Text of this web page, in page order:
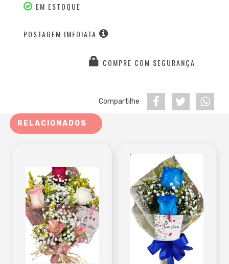
EM ESTOQUE
POSTAGEM IMEDIATA
COMPRE COM SEGURANÇA
Compartilhe
RELACIONADOS